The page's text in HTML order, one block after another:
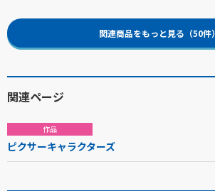
関連商品をもっと見る（50件）
関連ページ
作品
ピクサーキャラクターズ